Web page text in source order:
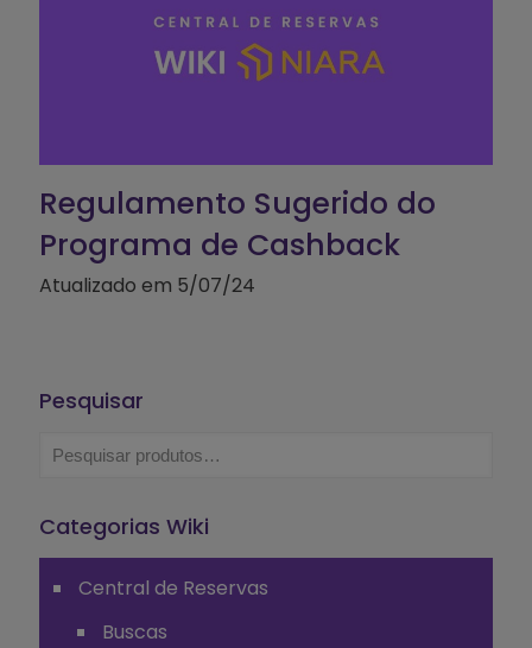
Regulamento Sugerido do
Programa de Cashback
Atualizado em 5/07/24
Pesquisar
Categorias Wiki
Central de Reservas
Buscas